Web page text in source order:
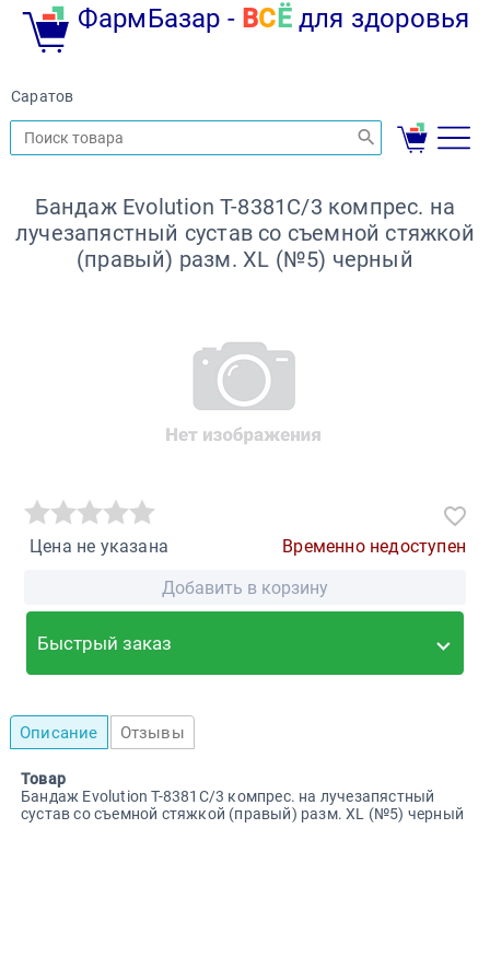
ФармБазар - ВС Ёдля здоровья
Саратов
Бандаж Evolution Т-8381С/3 компрес. на
лучезапястный сустав со съемной стяжкой
(правый) разм. XL (№5) черный
Цена не указана
Временно недоступен
Добавить в корзину
Быстрый заказ
Описание Отзывы
Товар
Бандаж Evolution Т-8381С/3 компрес. на лучезапястный
сустав со съемной стяжкой (правый) разм. XL (№5) черный